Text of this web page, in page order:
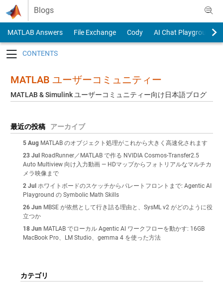
Skip to content
Blogs
MATLAB Answers File Exchange Cody
AI Chat Playground
MATLAB ユーザーコミュニティー
MATLAB & Simulink ユーザーコミュニティー向け日本語ブログ
最近の投稿 アーカイブ
5 Aug MATLAB のオブジェクト処理がこれから大きく高速化されます
23 Jul RoadRunner／MATLAB で作る NVIDIA Cosmos-Transfer2.5
Auto Multiview 向け入力動画 — HDマップからフォトリアルなマルチカ
メラ映像まで
2 Jul ホワイトボードのスケッチからパレートフロントまで: Agentic AI
Playground の Symbolic Math Skills
26 Jun MBSE が依然として行き詰る理由と、SysML v2 がどのように役
立つか
18 Jun MATLAB でローカル Agentic AI ワークフローを動かす: 16GB
MacBook Pro、LM Studio、gemma 4 を使った方法
カテゴリ